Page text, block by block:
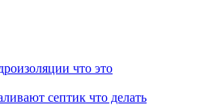
что это
септик что делать